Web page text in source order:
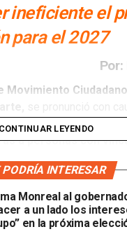
ineficiente el
para el 2027
Movimiento
por Morena a nivel
a personas con
planteado debe
operación.
que todo lo que
de selección
CONTINUAR LEYENDO
PODRÍA INTERESAR
Monreal al
a un lado los
en la próxima